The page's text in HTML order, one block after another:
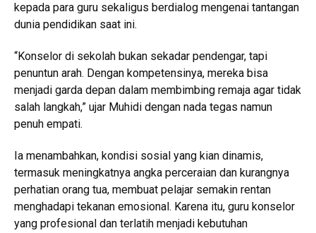
kepada para guru sekaligus berdialog mengenai tantangan
dunia pendidikan saat ini.
“Konselor di sekolah bukan sekadar pendengar, tapi
penuntun arah. Dengan kompetensinya, mereka bisa
menjadi garda depan dalam membimbing remaja agar tidak
salah langkah,” ujar Muhidi dengan nada tegas namun
penuh empati.
Ia menambahkan, kondisi sosial yang kian dinamis,
termasuk meningkatnya angka perceraian dan kurangnya
perhatian orang tua, membuat pelajar semakin rentan
menghadapi tekanan emosional. Karena itu, guru konselor
yang profesional dan terlatih menjadi kebutuhan